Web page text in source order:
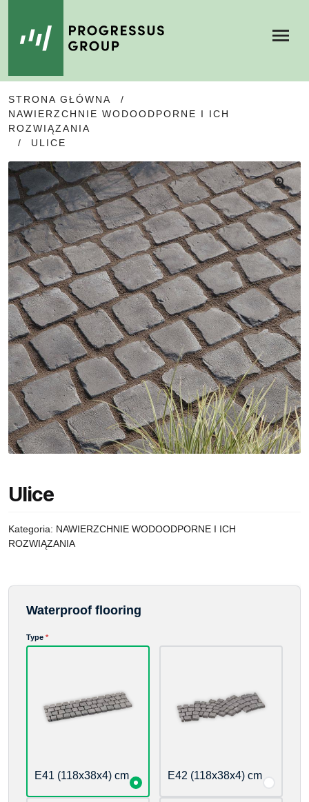
TO
TO
STRONA GŁÓWNA
/
NAWIERZCHNIE WODOODPORNE I ICH
ROZWIĄZANIA
/
ULICE
🔍
Ulice
Kategoria: NAWIERZCHNIE WODOODPORNE I ICH
ROZWIĄZANIA
Waterproof flooring
Advance payment
Type *
E41 (118x38x4) cm E42 (118x38x4) cm